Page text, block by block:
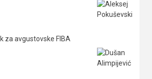
za avgustovske FIBA